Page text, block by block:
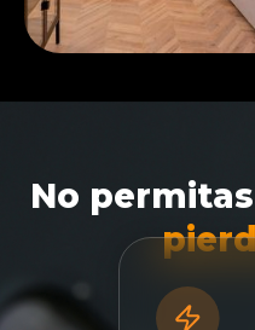
No